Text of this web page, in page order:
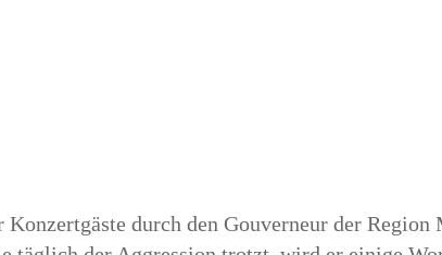
Konzertgäste durch den Gouverneur der